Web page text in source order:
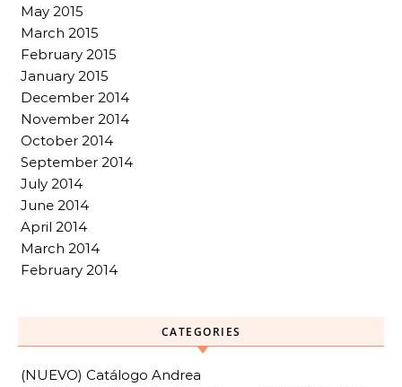
May 2015
March 2015
February 2015
January 2015
December 2014
November 2014
October 2014
September 2014
July 2014
June 2014
April 2014
March 2014
February 2014
CATEGORIES
(NUEVO) Catálogo Andrea